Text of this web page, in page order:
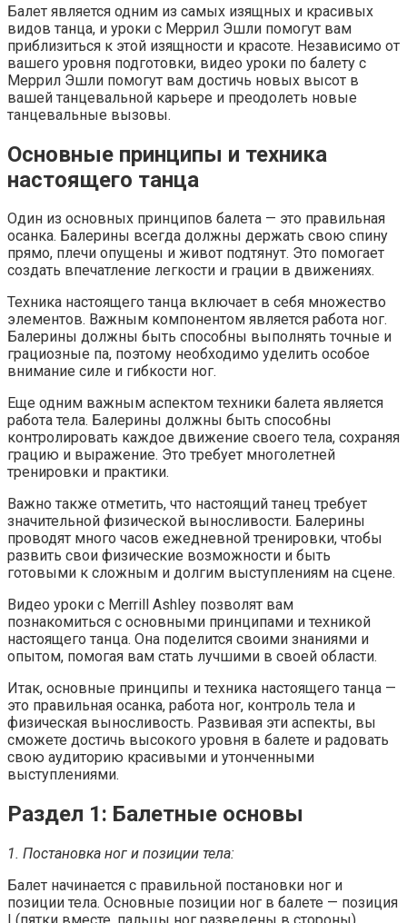
Балет является одним из самых изящных и красивых
видов танца, и уроки с Меррил Эшли помогут вам
приблизиться к этой изящности и красоте. Независимо от
вашего уровня подготовки, видео уроки по балету с
Меррил Эшли помогут вам достичь новых высот в
вашей танцевальной карьере и преодолеть новые
танцевальные вызовы.
Основные принципы и техника
настоящего танца
Один из основных принципов балета — это правильная
осанка. Балерины всегда должны держать свою спину
прямо, плечи опущены и живот подтянут. Это помогает
создать впечатление легкости и грации в движениях.
Техника настоящего танца включает в себя множество
элементов. Важным компонентом является работа ног.
Балерины должны быть способны выполнять точные и
грациозные па, поэтому необходимо уделить особое
внимание силе и гибкости ног.
Еще одним важным аспектом техники балета является
работа тела. Балерины должны быть способны
контролировать каждое движение своего тела, сохраняя
грацию и выражение. Это требует многолетней
тренировки и практики.
Важно также отметить, что настоящий танец требует
значительной физической выносливости. Балерины
проводят много часов ежедневной тренировки, чтобы
развить свои физические возможности и быть
готовыми к сложным и долгим выступлениям на сцене.
Видео уроки с Merrill Ashley позволят вам
познакомиться с основными принципами и техникой
настоящего танца. Она поделится своими знаниями и
опытом, помогая вам стать лучшими в своей области.
Итак, основные принципы и техника настоящего танца —
это правильная осанка, работа ног, контроль тела и
физическая выносливость. Развивая эти аспекты, вы
сможете достичь высокого уровня в балете и радовать
свою аудиторию красивыми и утонченными
выступлениями.
Раздел 1: Балетные основы
1. Постановка ног и позиции тела:
Балет начинается с правильной постановки ног и
позиции тела. Основные позиции ног в балете — позиция